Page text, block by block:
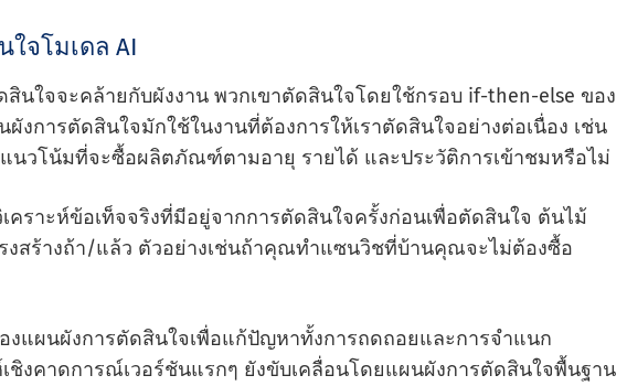
ใจโมเดล AI
สินใจจะคล้ายกับผังงาน พวกเขาตัดสินใจโดยใช้กรอบ if-then-else ของ
งการตัดสินใจมักใช้ในงานที่ต้องการให้เราตัดสินใจอย่างต่อเนื่อง เช่น
นวโน้มที่จะซื้อผลิตภัณฑ์ตามอายุ รายได้ และประวัติการเข้าชมหรือไม่
คราะห์ข้อเท็จจริงที่มีอยู่จากการตัดสินใจครั้งก่อนเพื่อตัดสินใจ ต้นไม้
งสร้างถ้า/แล้ว ตัวอย่างเช่นถ้าคุณทําแซนวิชที่บ้านคุณจะไม่ต้องซื้อ
แผนผังการตัดสินใจเพื่อแก้ปัญหาทั้งการถดถอยและการจําแนก
ชิงคาดการณ์เวอร์ชันแรกๆ ยังขับเคลื่อนโดยแผนผังการตัดสินใจพื้นฐาน